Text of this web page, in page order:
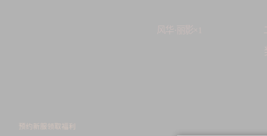
预约新服领取福利